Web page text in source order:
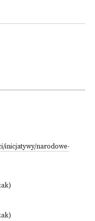
inicjatywy/narodowe-